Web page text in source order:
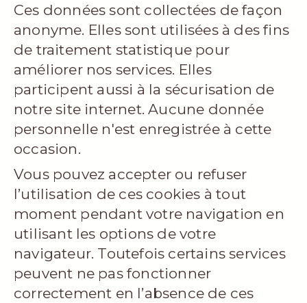
Ces données sont collectées de façon
anonyme. Elles sont utilisées à des fins
de traitement statistique pour
améliorer nos services. Elles
participent aussi à la sécurisation de
notre site internet. Aucune donnée
personnelle n'est enregistrée à cette
occasion.
Vous pouvez accepter ou refuser
l’utilisation de ces cookies à tout
moment pendant votre navigation en
utilisant les options de votre
navigateur. Toutefois certains services
peuvent ne pas fonctionner
correctement en l’absence de ces